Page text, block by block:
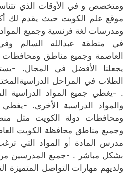
ومتخصص و في الأوقات الذي
موقع علم الكويت حيث يقدم لك
ومدرسات لغة فرنسية وجميع المواد
في منطقة عبدالله السالم
العاصمة وجميع مناطق ومحافظات
يجعلنا الأفضل في المجال. -
الطلاب في المراحل
. -يغطي جميع المواد الدراسية
والمواد الدراسية الأخرى. -
ومحافظات دولة الكويت مثل
وجميع مناطق محافظة الكويت
مدرس المادة أو المواد التي
بشكل مباشر . -جميع المدرسين
ولديهم مهارات التواصل المتميزة